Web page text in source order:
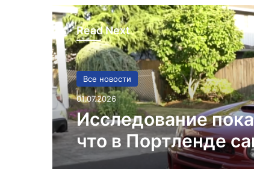
Read Next
Все новости
01.07.2026
Исследование
что в Портленде
высокий уровень